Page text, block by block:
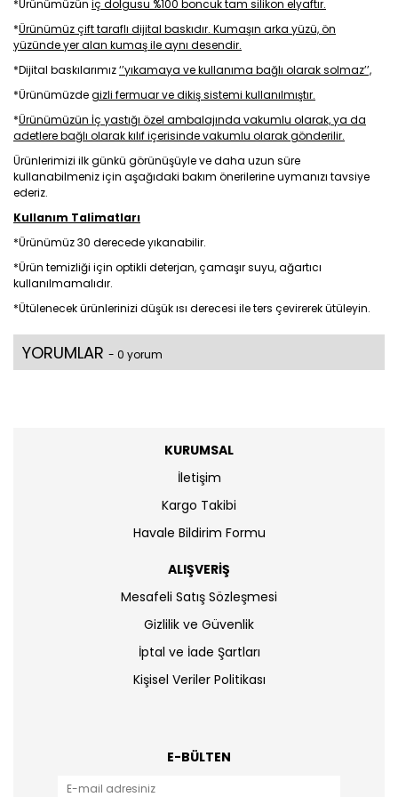
*Ürünümüzün iç dolgusu %100 boncuk tam silikon elyaftır.
*Ürünümüz çift taraflı dijital baskıdır. Kumaşın arka yüzü, ön
yüzünde yer alan kumaş ile aynı desendir.
*Dijital baskılarımız‘’yıkamaya ve kullanıma bağlı olarak solmaz’’,
*Ürünümüzdegizli fermuar ve dikiş sistemi kullanılmıştır.
*Ürünümüzün İç yastığı özel ambalajında vakumlu olarak, ya da
adetlere bağlı olarak kılıf içerisinde vakumlu olarak gönderilir.
Ürünlerimizi ilk günkü görünüşüyle ve daha uzun süre
kullanabilmeniz için aşağıdaki bakım önerilerine uymanızı tavsiye
ederiz.
Kullanım Talimatları
*Ürünümüz 30 derecede yıkanabilir.
*Ürün temizliği için optikli deterjan, çamaşır suyu, ağartıcı
kullanılmamalıdır.
*Ütülenecek ürünlerinizi düşük ısı derecesi ile ters çevirerek ütüleyin.
YORUMLAR - 0 yorum
KURUMSAL
İletişim
Kargo Takibi
Havale Bildirim Formu
ALIŞVERİŞ
Mesafeli Satış Sözleşmesi
Gizlilik ve Güvenlik
İptal ve İade Şartları
Kişisel Veriler Politikası
E-BÜLTEN